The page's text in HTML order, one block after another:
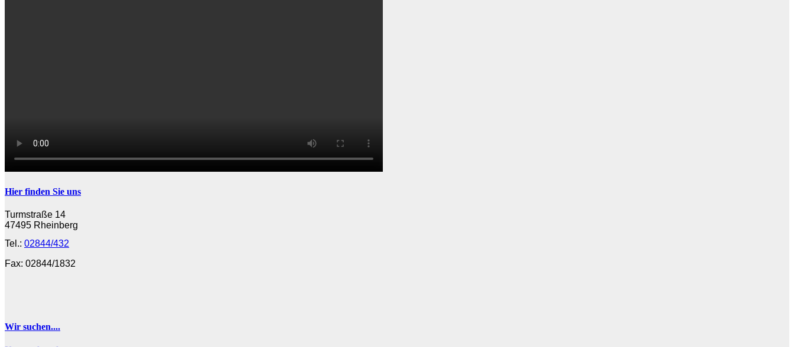
Hier finden Sie uns
Turmstraße 14
47495 Rheinberg
Tel.: 02844/432
Fax: 02844/1832
Wir suchen....